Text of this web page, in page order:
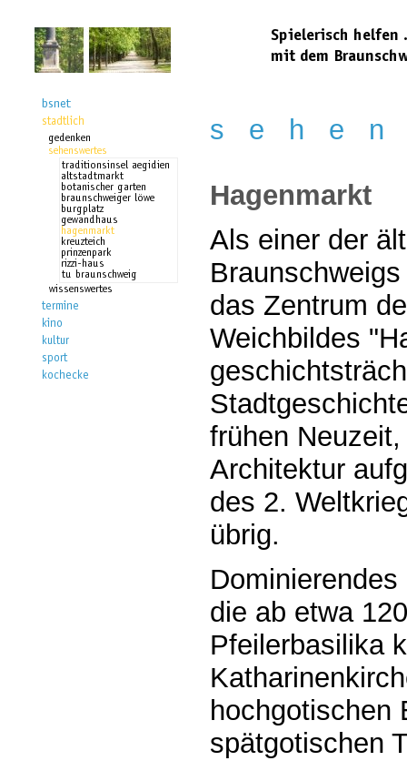
s e h e n
Hagenmarkt
Als einer der
das Zentrum
Weichbildes
frühen
Architektur
des 2.
übrig.
die ab etwa
Pfeilerbasilika
hochgotischen
spätgotischen